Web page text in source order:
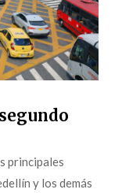
principales
y los demás